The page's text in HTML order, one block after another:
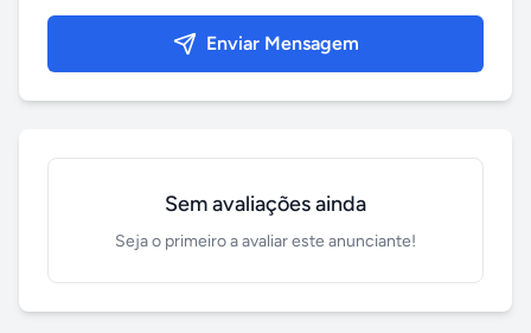
Enviar Mensagem
Sem avaliações ainda
Seja o primeiro a avaliar este anunciante!